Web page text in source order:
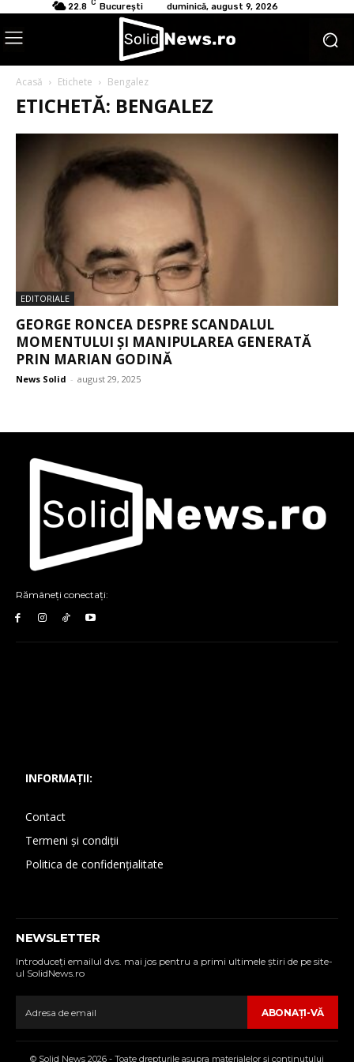
22.8 C București duminică, august 9, 2026
Acasă Etichete Bengalez
ETICHETĂ: BENGALEZ
EDITORIALE
GEORGE RONCEA DESPRE SCANDALUL
MOMENTULUI ȘI MANIPULAREA GENERATĂ
PRIN MARIAN GODINĂ
News Solid - august 29, 2025
Rămâneți conectați:
INFORMAȚII:
Contact
Termeni și condiții
Politica de confidențialitate
NEWSLETTER
Introduceţi emailul dvs. mai jos pentru a primi ultimele ştiri de pe site-
ul SolidNews.ro
ABONAŢI-VĂ
© Solid News 2026 - Toate drepturile asupra materialelor şi conţinutului